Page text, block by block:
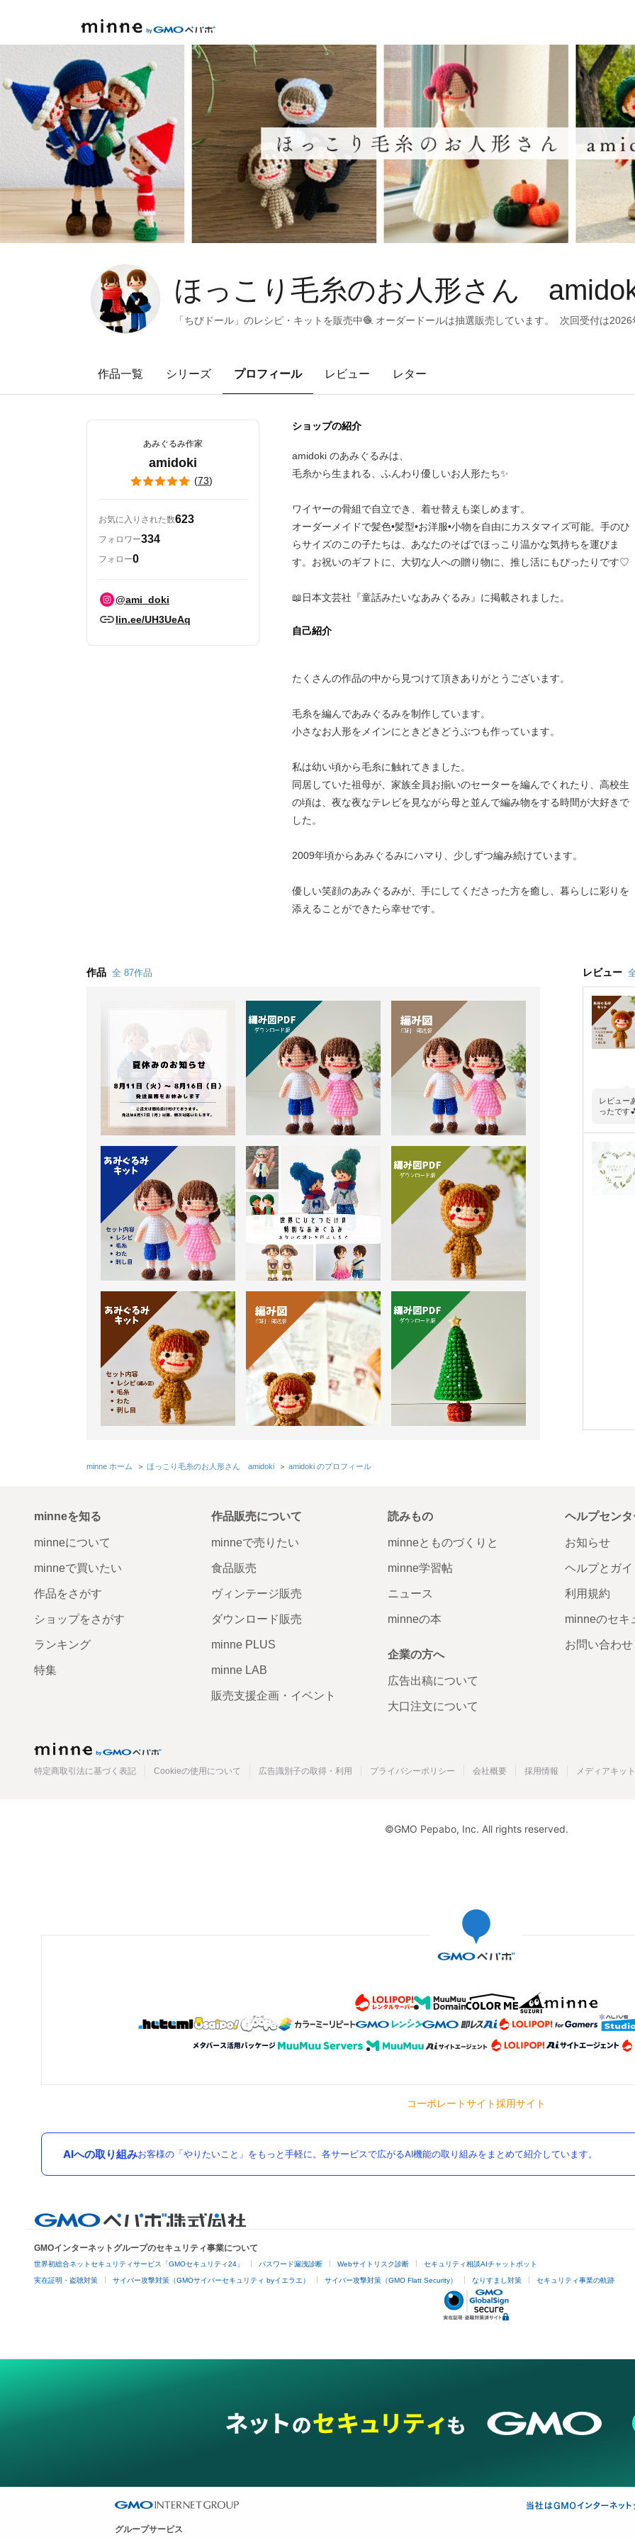
ほっこり毛糸のお人形さん
「ちびドール」のレシピ・キットを販売中🧶 オーダードールは抽選販売しています。 次回受付は2026
作品一覧 シリーズ プロフィール レビュー レター
あみぐるみ作家
amidoki
(73)
お気に入りされた数623
フォロワー334
フォロー0
@ami_doki
lin.ee/UH3UeAq
ショップの紹介
amidoki のあみぐるみは、
毛糸から生まれる、ふんわり優しいお人形たち✨
ワイヤーの骨組で自立でき、着せ替えも楽しめます。
オーダーメイドで髪色•髪型•お洋服•小物を自由にカスタマイズ可能。手のひ
らサイズのこの子たちは、あなたのそばでほっこり温かな気持ちを運びま
す。お祝いのギフトに、大切な人への贈り物に、推し活にもぴったりです♡
📖日本文芸社『童話みたいなあみぐるみ』に掲載されました。
自己紹介
たくさんの作品の中から見つけて頂きありがとうございます。
毛糸を編んであみぐるみを制作しています。
小さなお人形をメインにときどきどうぶつも作っています。
私は幼い頃から毛糸に触れてきました。
同居していた祖母が、家族全員お揃いのセーターを編んでくれたり、高校生
の頃は、夜な夜なテレビを見ながら母と並んで編み物をする時間が大好きで
した。
2009年頃からあみぐるみにハマり、少しずつ編み続けています。
優しい笑顔のあみぐるみが、手にしてくださった方を癒し、暮らしに彩りを
添えることができたら幸せです。
作品 全 87作品 レビュー
レビュー
ったです
頼いただ
りにくい
レビュー
てとっ
レビュー
minne ホーム ＞ ほっこり毛糸のお人形さん amidoki ＞ amidoki のプロフィール
minneを知る
minneについて
minneで買いたい
作品をさがす
ショップをさがす
ランキング
特集
作品販売について
minneで売りたい
食品販売
ヴィンテージ販売
ダウンロード販売
minne PLUS
minne LAB
販売支援企画・イベント
読みもの
minneとものづくりと
minne学習帖
ニュース
minneの本
企業の方へ
広告出稿について
大口注文について
ヘルプセンタ
お知らせ
ヘルプとガイ
利用規約
minneのセキ
お問い合わせ
特定商取引法に基づく表記 Cookieの使用について 広告識別子の取得・利用 プライバシーポリシー 会社概要 採用情報 メディアキット
©GMO Pepabo, Inc. All rights reserved.
コーポレートサイト採用サイト
AIへの取り組みお客様の「やりたいこと」をもっと手軽に。各サービスで広がるAI機能の取り組みをまとめて紹介しています。
GMOインターネットグループのセキュリティ事業について
世界初総合ネットセキュリティサービス「GMOセキュリティ24」 パスワード漏洩診断 Webサイトリスク診断 セキュリティ相談AIチャットボット
実在証明・盗聴対策 サイバー攻撃対策（GMOサイバーセキュリティ byイエラエ） サイバー攻撃対策（GMO Flatt Security） なりすまし対策 セキュリティ事業の軌跡
グループサービス